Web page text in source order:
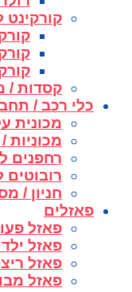
קורקינט
קורקינט
קסדות /
כלי רכב /
מכונית
מכוניות
רחפנים
רובוטים
חניון /
פאזלים
פאזל
פאזל
פאזל
פאזל